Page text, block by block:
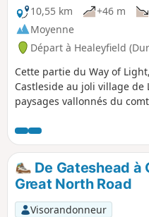
10,55 km
+46 m
Moyenne
Départ à Healeyfield
Cette partie du Way of
Castleside au joli village de
paysages vallonnés du
le Lanchester Valley Path à
De Gateshead à
Great North Road
Visorandonneur